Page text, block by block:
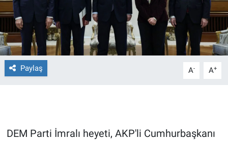
Paylaş A- A+
DEM Parti İmralı heyeti, AKP'li Cumhurbaşkanı
Gerçeğin İzinde
Gün Başlıyor
Gün Bitiyor
Günün görüntüsü